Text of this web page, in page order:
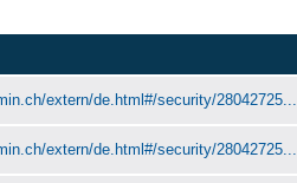
extern/de.html#/security/28042725...
extern/de.html#/security/28042725...